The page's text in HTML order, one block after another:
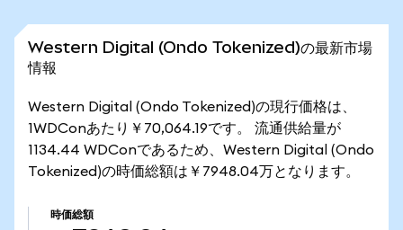
Western Digital (Ondo Tokenized)の最新市場
情報
Western Digital (Ondo Tokenized)の現行価格は、
1WDConあたり￥70,064.19です。 流通供給量が
1134.44 WDConであるため、Western Digital (Ondo
Tokenized)の時価総額は￥7948.04万となります。
時価総額